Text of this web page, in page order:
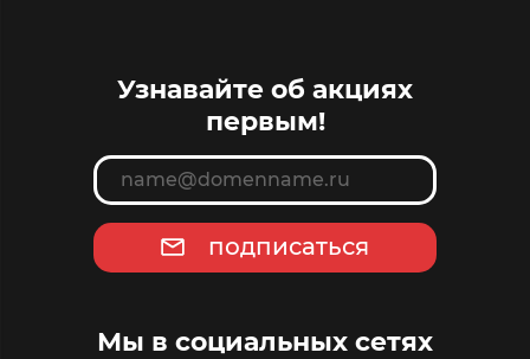
Узнавайте об акциях
первым!
подписаться
Мы в социальных сетях